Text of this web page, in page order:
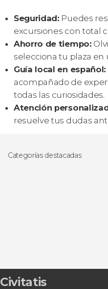
Seguridad: Puedes
excursiones con total
Ahorro de tiempo:
selecciona tu plaza en
Guía local en español:
acompañado de
todas las curiosidades.
Atención
resuelve tus dudas
Categorías destacadas
Civitatis